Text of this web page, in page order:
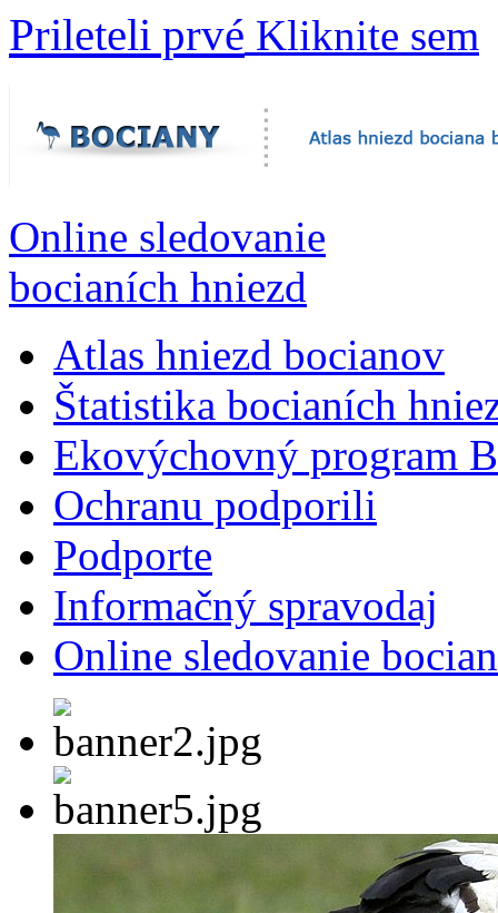
Prileteli prvé Kliknite sem
Online sledovanie
bocianích hniezd
Atlas hniezd bocianov
Štatistika bocianích
Ekovýchovný program
Ochranu podporili
Podporte
Informačný spravodaj
Online sledovanie